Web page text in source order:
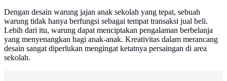
Dengan desain warung jajan anak sekolah yang tepat, sebuah
warung tidak hanya berfungsi sebagai tempat transaksi jual beli.
Lebih dari itu, warung dapat menciptakan pengalaman berbelanja
yang menyenangkan bagi anak-anak. Kreativitas dalam merancang
desain sangat diperlukan mengingat ketatnya persaingan di area
sekolah.